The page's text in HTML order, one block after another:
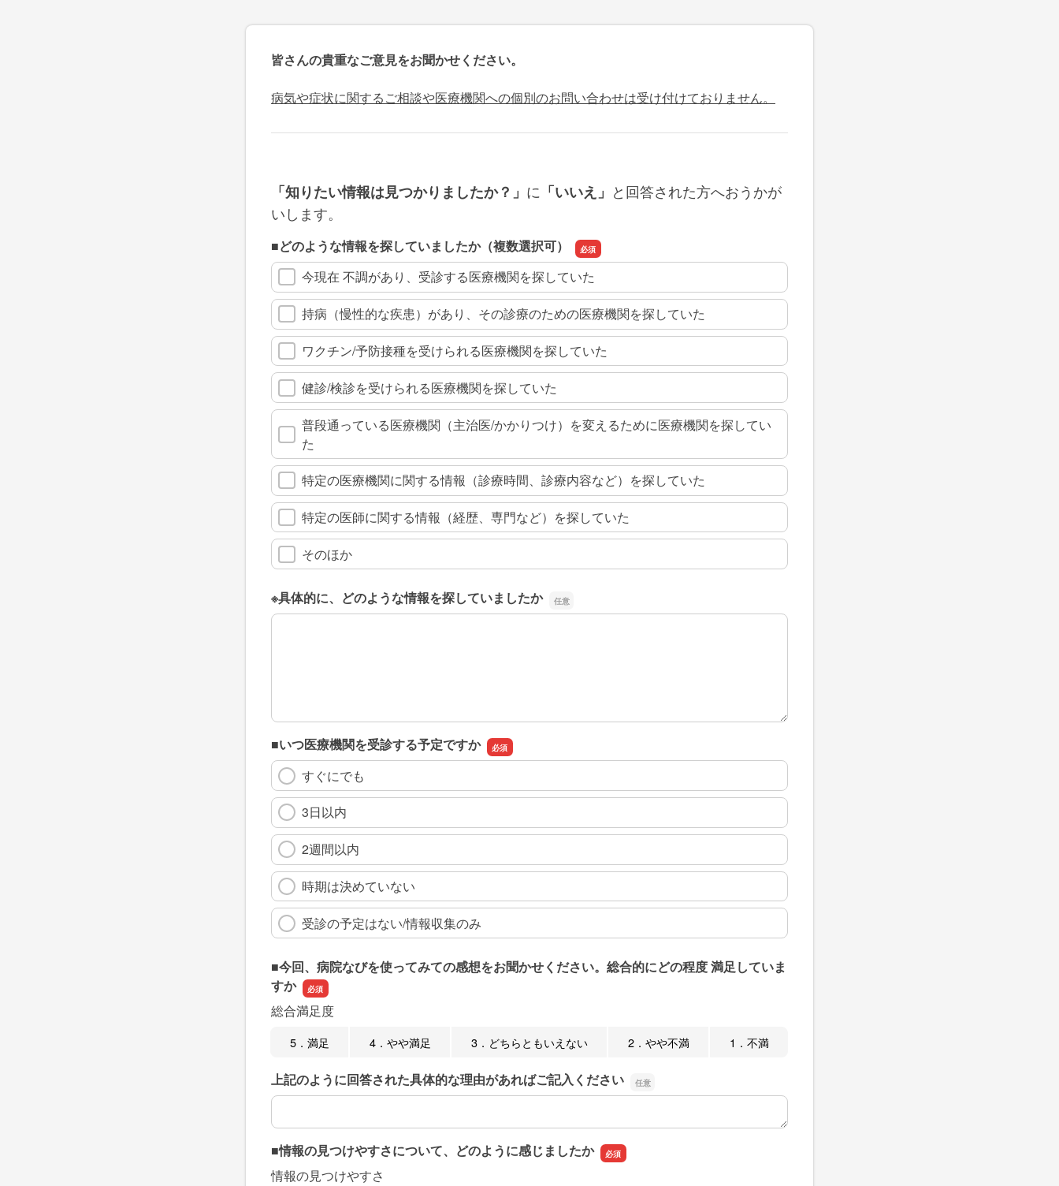
皆さんの貴重なご意見をお聞かせください。
病気や症状に関するご相談や医療機関への個別のお問い合わせは受け付けておりません。
「知りたい情報は見つかりましたか？」 に 「いいえ」 と回答された方へおうかが
いします。
■どのような情報を探していましたか（複数選択可）
今現在 不調があり、受診する医療機関を探していた
持病（慢性的な疾患）があり、その診療のための医療機関を探していた
ワクチン/予防接種を受けられる医療機関を探していた
健診/検診を受けられる医療機関を探していた
普段通っている医療機関（主治医/かかりつけ）を変えるために医療機関を探してい
た
特定の医療機関に関する情報（診療時間、診療内容など）を探していた
特定の医師に関する情報（経歴、専門など）を探していた
そのほか
※具体的に、どのような情報を探していましたか
※具体的に、どのような情報を探していましたか
■いつ医療機関を受診する予定ですか
すぐにでも
3日以内
2週間以内
時期は決めていない
受診の予定はない/情報収集のみ
■今回、病院なびを使ってみての感想をお聞かせください。総合的にどの程度 満足していま
すか
総合満足度
5．満足 4．やや満足 3．どちらともいえない 2．やや不満 1．不満
上記のように回答された具体的な理由があればご記入ください
上記のように回答された具体的な理由があればご記入ください
■情報の見つけやすさについて、どのように感じましたか
情報の見つけやすさ